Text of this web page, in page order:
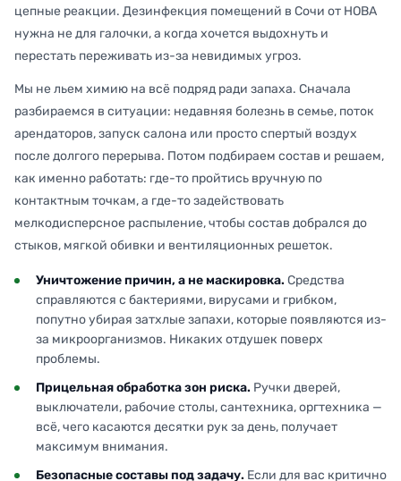
цепные реакции. Дезинфекция помещений в Сочи от НОВА
нужна не для галочки, а когда хочется выдохнуть и
перестать переживать из-за невидимых угроз.
Мы не льем химию на всё подряд ради запаха. Сначала
разбираемся в ситуации: недавняя болезнь в семье, поток
арендаторов, запуск салона или просто спертый воздух
после долгого перерыва. Потом подбираем состав и решаем,
как именно работать: где-то пройтись вручную по
контактным точкам, а где-то задействовать
мелкодисперсное распыление, чтобы состав добрался до
стыков, мягкой обивки и вентиляционных решеток.
Уничтожение причин, а не маскировка. Средства
справляются с бактериями, вирусами и грибком,
попутно убирая затхлые запахи, которые появляются из-
за микроорганизмов. Никаких отдушек поверх
проблемы.
Прицельная обработка зон риска. Ручки дверей,
выключатели, рабочие столы, сантехника, оргтехника —
всё, чего касаются десятки рук за день, получает
максимум внимания.
Безопасные составы под задачу. Если для вас критично